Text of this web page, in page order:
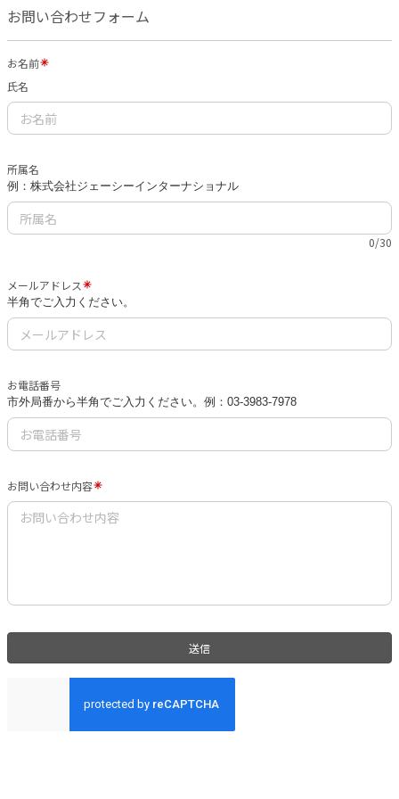
お問い合わせフォーム
お名前
氏名
所属名
例：株式会社ジェーシーインターナショナル
0/30
メールアドレス
半角でご入力ください。
お電話番号
市外局番から半角でご入力ください。 例：03-3983-7978
お問い合わせ内容
送信